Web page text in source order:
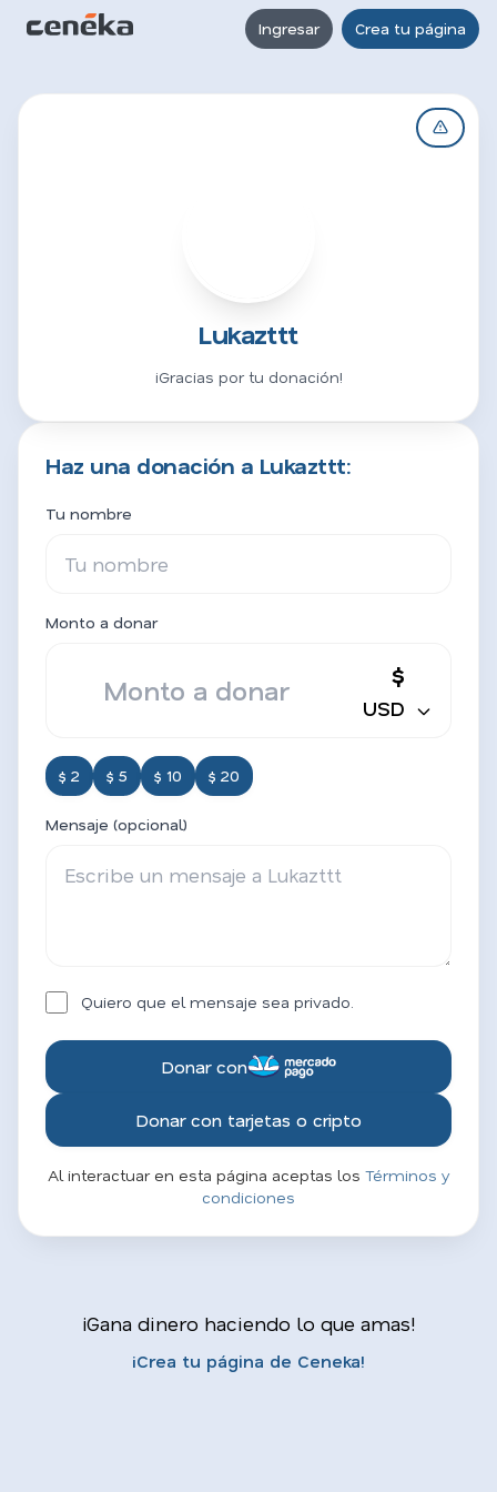
Ingresar Crea tu página
Lukazttt
¡Gracias por tu donación!
Haz una donación a Lukazttt:
Tu nombre
Monto a donar
$
USD
$ 2 $ 5 $ 10 $ 20
Mensaje (opcional)
Quiero que el mensaje sea privado.
Donar con
Donar con tarjetas o cripto
Al interactuar en esta página aceptas los Términos y
condiciones
¡Gana dinero haciendo lo que amas!
¡Crea tu página de Ceneka!